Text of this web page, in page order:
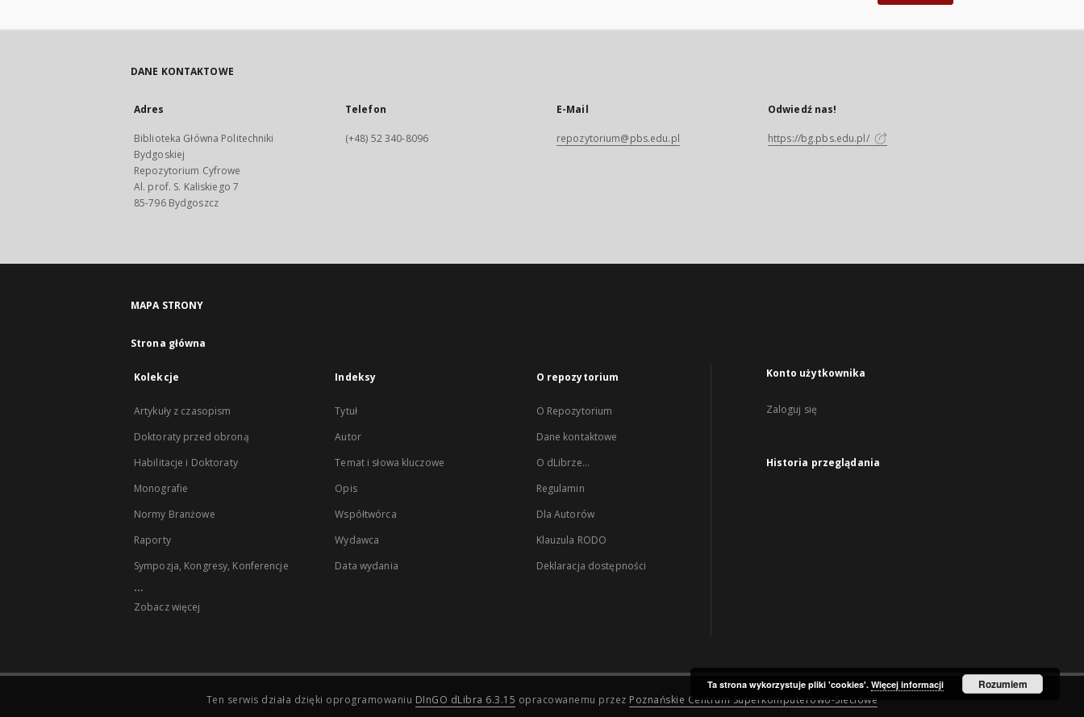
DANE KONTAKTOWE
Adres
Biblioteka Główna Politechniki
Bydgoskiej
Repozytorium Cyfrowe
Al. prof. S. Kaliskiego 7
85-796 Bydgoszcz
Telefon
(+48) 52 340-8096
E-Mail
repozytorium@pbs.edu.pl
Odwiedź nas!
https://bg.pbs.edu.pl/
MAPA STRONY
Strona główna
Kolekcje
Artykuły z czasopism
Doktoraty przed obroną
Habilitacje i Doktoraty
Monografie
Normy Branżowe
Raporty
Sympozja, Kongresy, Konferencje
...
Zobacz więcej
Indeksy
Tytuł
Autor
Temat i słowa kluczowe
Opis
Współtwórca
Wydawca
Data wydania
O repozytorium
O Repozytorium
Dane kontaktowe
O dLibrze...
Regulamin
Dla Autorów
Klauzula RODO
Deklaracja dostępności
Konto użytkownika
Zaloguj się
Historia przeglądania
Ten serwis działa dzięki oprogramowaniu DInGO dLibra 6.3.15 opracowanemu przez Poznańskie Centrum Superkomputerowo-Sieciowe
Ta strona wykorzystuje pliki 'cookies'. Więcej informacji Rozumiem